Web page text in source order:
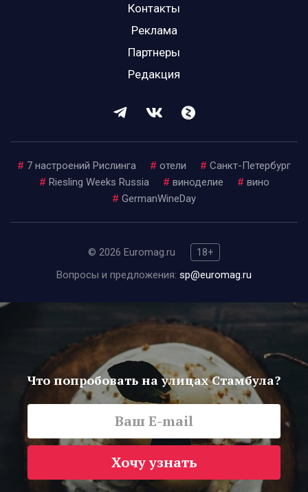
Контакты
Реклама
Партнеры
Редакция
# 7 настроений Рислинга # отели # Санкт-Петербург
# Riesling Weeks Russia # виноделие # вино
# GermanWineDay
© 2026 Euromag.ru
18+
Вопросы и предложения: sp@euromag.ru
Что попробовать на улицах Стамбула?
Хочу узнать